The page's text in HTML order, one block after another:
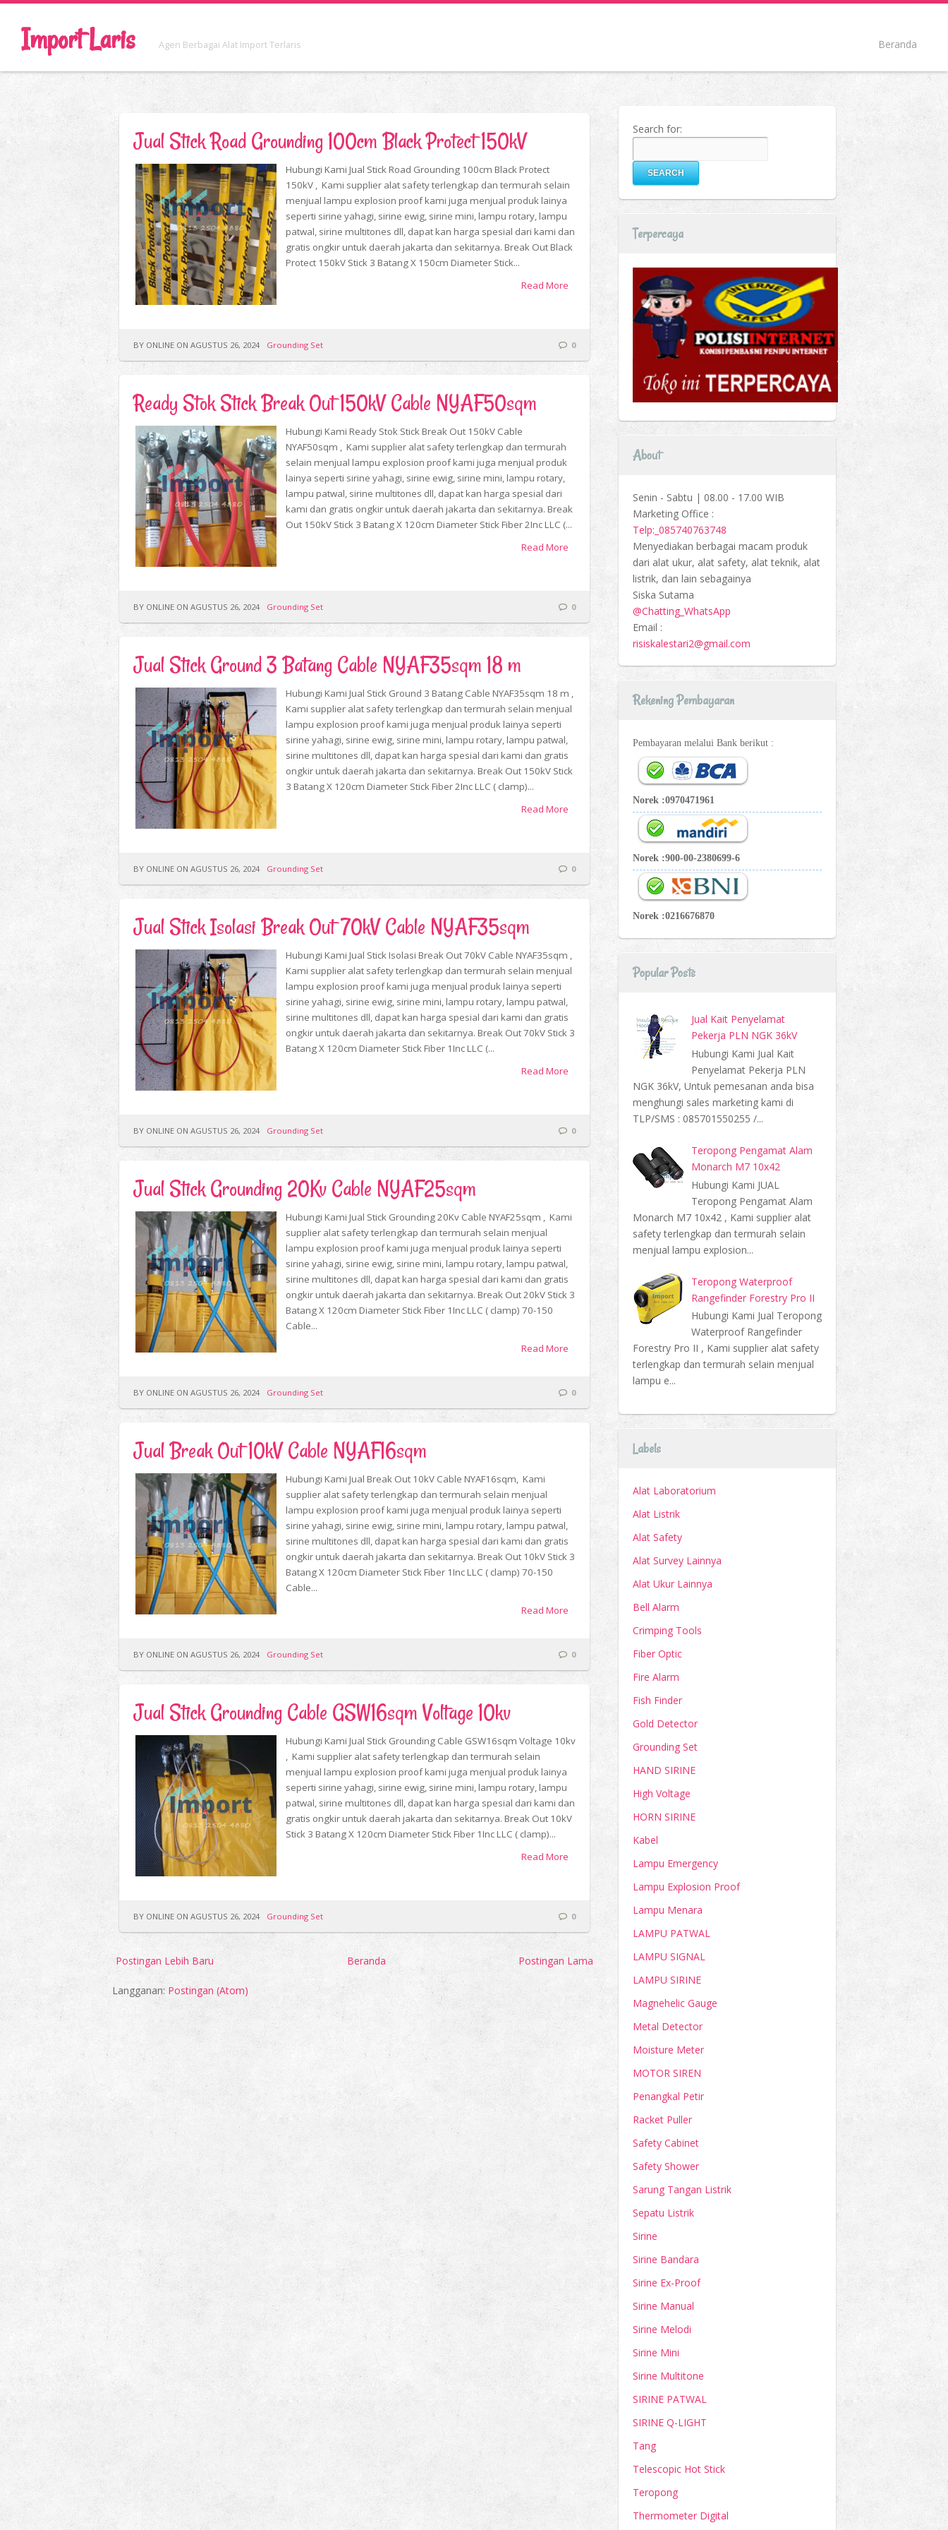
Import Laris Agen Berbagai Alat Import Terlaris Beranda
Jual Stick Road Grounding 100cm Black Protect 150kV
Hubungi Kami Jual Stick Road Grounding 100cm Black Protect
150kV , Kami supplier alat safety terlengkap dan termurah selain
menjual lampu explosion proof kami juga menjual produk lainya
seperti sirine yahagi, sirine ewig, sirine mini, lampu rotary, lampu
patwal, sirine multitones dll, dapat kan harga spesial dari kami dan
gratis ongkir untuk daerah jakarta dan sekitarnya. Break Out Black
Protect 150kV Stick 3 Batang X 150cm Diameter Stick...
Read More
BY ONLINE ON AGUSTUS 26, 2024 Grounding Set 0
Ready Stok Stick Break Out 150kV Cable NYAF50sqm
Hubungi Kami Ready Stok Stick Break Out 150kV Cable
NYAF50sqm , Kami supplier alat safety terlengkap dan termurah
selain menjual lampu explosion proof kami juga menjual produk
lainya seperti sirine yahagi, sirine ewig, sirine mini, lampu rotary,
lampu patwal, sirine multitones dll, dapat kan harga spesial dari
kami dan gratis ongkir untuk daerah jakarta dan sekitarnya. Break
Out 150kV Stick 3 Batang X 120cm Diameter Stick Fiber 2Inc LLC (...
Read More
BY ONLINE ON AGUSTUS 26, 2024 Grounding Set 0
Jual Stick Ground 3 Batang Cable NYAF35sqm 18 m
Hubungi Kami Jual Stick Ground 3 Batang Cable NYAF35sqm 18 m ,
Kami supplier alat safety terlengkap dan termurah selain menjual
lampu explosion proof kami juga menjual produk lainya seperti
sirine yahagi, sirine ewig, sirine mini, lampu rotary, lampu patwal,
sirine multitones dll, dapat kan harga spesial dari kami dan gratis
ongkir untuk daerah jakarta dan sekitarnya. Break Out 150kV Stick
3 Batang X 120cm Diameter Stick Fiber 2Inc LLC ( clamp)...
Read More
BY ONLINE ON AGUSTUS 26, 2024 Grounding Set 0
Jual Stick Isolasi Break Out 70kV Cable NYAF35sqm
Hubungi Kami Jual Stick Isolasi Break Out 70kV Cable NYAF35sqm ,
Kami supplier alat safety terlengkap dan termurah selain menjual
lampu explosion proof kami juga menjual produk lainya seperti
sirine yahagi, sirine ewig, sirine mini, lampu rotary, lampu patwal,
sirine multitones dll, dapat kan harga spesial dari kami dan gratis
ongkir untuk daerah jakarta dan sekitarnya. Break Out 70kV Stick 3
Batang X 120cm Diameter Stick Fiber 1Inc LLC (...
Read More
BY ONLINE ON AGUSTUS 26, 2024 Grounding Set 0
Jual Stick Grounding 20Kv Cable NYAF25sqm
Hubungi Kami Jual Stick Grounding 20Kv Cable NYAF25sqm , Kami
supplier alat safety terlengkap dan termurah selain menjual
lampu explosion proof kami juga menjual produk lainya seperti
sirine yahagi, sirine ewig, sirine mini, lampu rotary, lampu patwal,
sirine multitones dll, dapat kan harga spesial dari kami dan gratis
ongkir untuk daerah jakarta dan sekitarnya. Break Out 20kV Stick 3
Batang X 120cm Diameter Stick Fiber 1Inc LLC ( clamp) 70-150
Cable...
Read More
BY ONLINE ON AGUSTUS 26, 2024 Grounding Set 0
Jual Break Out 10kV Cable NYAF16sqm
Hubungi Kami Jual Break Out 10kV Cable NYAF16sqm, Kami
supplier alat safety terlengkap dan termurah selain menjual
lampu explosion proof kami juga menjual produk lainya seperti
sirine yahagi, sirine ewig, sirine mini, lampu rotary, lampu patwal,
sirine multitones dll, dapat kan harga spesial dari kami dan gratis
ongkir untuk daerah jakarta dan sekitarnya. Break Out 10kV Stick 3
Batang X 120cm Diameter Stick Fiber 1Inc LLC ( clamp) 70-150
Cable...
Read More
BY ONLINE ON AGUSTUS 26, 2024 Grounding Set 0
Jual Stick Grounding Cable GSW16sqm Voltage 10kv
Hubungi Kami Jual Stick Grounding Cable GSW16sqm Voltage 10kv
, Kami supplier alat safety terlengkap dan termurah selain
menjual lampu explosion proof kami juga menjual produk lainya
seperti sirine yahagi, sirine ewig, sirine mini, lampu rotary, lampu
patwal, sirine multitones dll, dapat kan harga spesial dari kami dan
gratis ongkir untuk daerah jakarta dan sekitarnya. Break Out 10kV
Stick 3 Batang X 120cm Diameter Stick Fiber 1Inc LLC ( clamp)...
Read More
BY ONLINE ON AGUSTUS 26, 2024 Grounding Set 0
Postingan Lebih Baru Postingan Lama
Beranda
Langganan: Postingan (Atom)
Search for:
Terpercaya
About
Senin - Sabtu | 08.00 - 17.00 WIB
Marketing Office :
Telp:_085740763748
Menyediakan berbagai macam produk
dari alat ukur, alat safety, alat teknik, alat
listrik, dan lain sebagainya
Siska Sutama
@Chatting_WhatsApp
Email :
risiskalestari2@gmail.com
Rekening Pembayaran
Pembayaran melalui Bank berikut :
Norek :0970471961
Norek :900-00-2380699-6
Norek :0216676870
Popular Posts
Jual Kait Penyelamat
Pekerja PLN NGK 36kV
Hubungi Kami Jual Kait
Penyelamat Pekerja PLN
NGK 36kV, Untuk pemesanan anda bisa
menghungi sales marketing kami di
TLP/SMS : 085701550255 /...
Teropong Pengamat Alam
Monarch M7 10x42
Hubungi Kami JUAL
Teropong Pengamat Alam
Monarch M7 10x42 , Kami supplier alat
safety terlengkap dan termurah selain
menjual lampu explosion...
Teropong Waterproof
Rangefinder Forestry Pro II
Hubungi Kami Jual Teropong
Waterproof Rangefinder
Forestry Pro II , Kami supplier alat safety
terlengkap dan termurah selain menjual
lampu e...
Labels
Alat Laboratorium
Alat Listrik
Alat Safety
Alat Survey Lainnya
Alat Ukur Lainnya
Bell Alarm
Crimping Tools
Fiber Optic
Fire Alarm
Fish Finder
Gold Detector
Grounding Set
HAND SIRINE
High Voltage
HORN SIRINE
Kabel
Lampu Emergency
Lampu Explosion Proof
Lampu Menara
LAMPU PATWAL
LAMPU SIGNAL
LAMPU SIRINE
Magnehelic Gauge
Metal Detector
Moisture Meter
MOTOR SIREN
Penangkal Petir
Racket Puller
Safety Cabinet
Safety Shower
Sarung Tangan Listrik
Sepatu Listrik
Sirine
Sirine Bandara
Sirine Ex-Proof
Sirine Manual
Sirine Melodi
Sirine Mini
Sirine Multitone
SIRINE PATWAL
SIRINE Q-LIGHT
Tang
Telescopic Hot Stick
Teropong
Thermometer Digital